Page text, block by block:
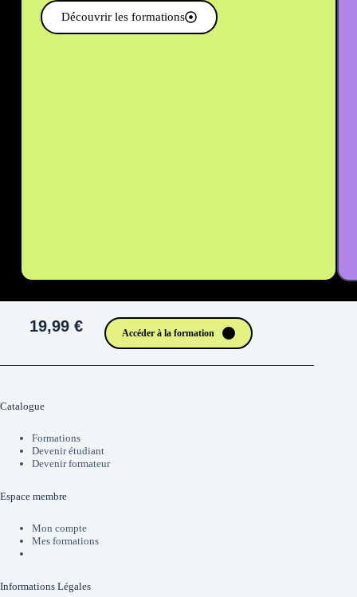
Découvrir les formations
19,99 € Accéder à la formation
Catalogue
Formations
Devenir étudiant
Devenir formateur
Espace membre
Mon compte
Mes formations
Informations Légales